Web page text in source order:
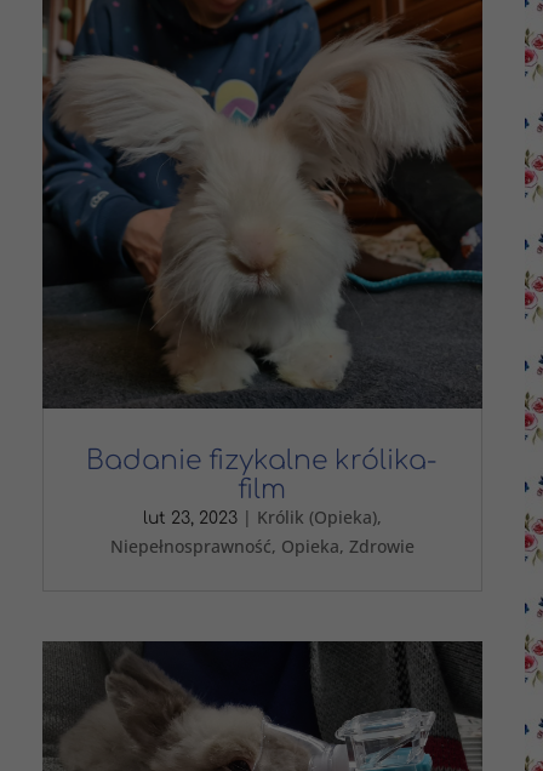
Badanie fizykalne królika-
film
lut 23, 2023| Królik (Opieka),
Niepełnosprawność, Opieka, Zdrowie